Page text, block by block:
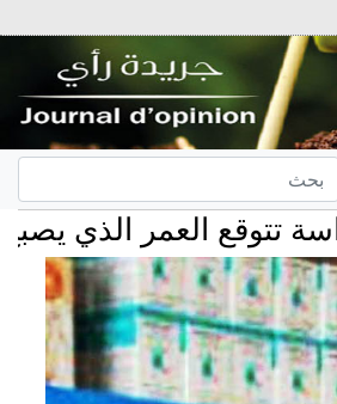
الذي يصبح فيه